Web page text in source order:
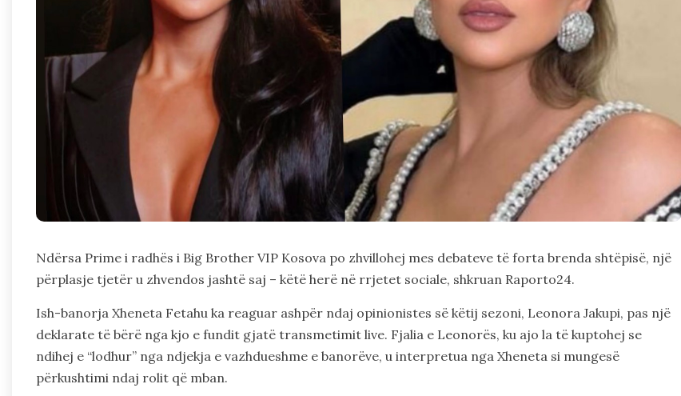
Ndërsa Prime i radhës i Big Brother VIP Kosova po zhvillohej mes debateve të forta brenda shtëpisë, një
përplasje tjetër u zhvendos jashtë saj – këtë herë në rrjetet sociale, shkruan Raporto24.
Ish-banorja Xheneta Fetahu ka reaguar ashpër ndaj opinionistes së këtij sezoni, Leonora Jakupi, pas një
deklarate të bërë nga kjo e fundit gjatë transmetimit live. Fjalia e Leonorës, ku ajo la të kuptohej se
ndihej e “lodhur” nga ndjekja e vazhdueshme e banorëve, u interpretua nga Xheneta si mungesë
përkushtimi ndaj rolit që mban.